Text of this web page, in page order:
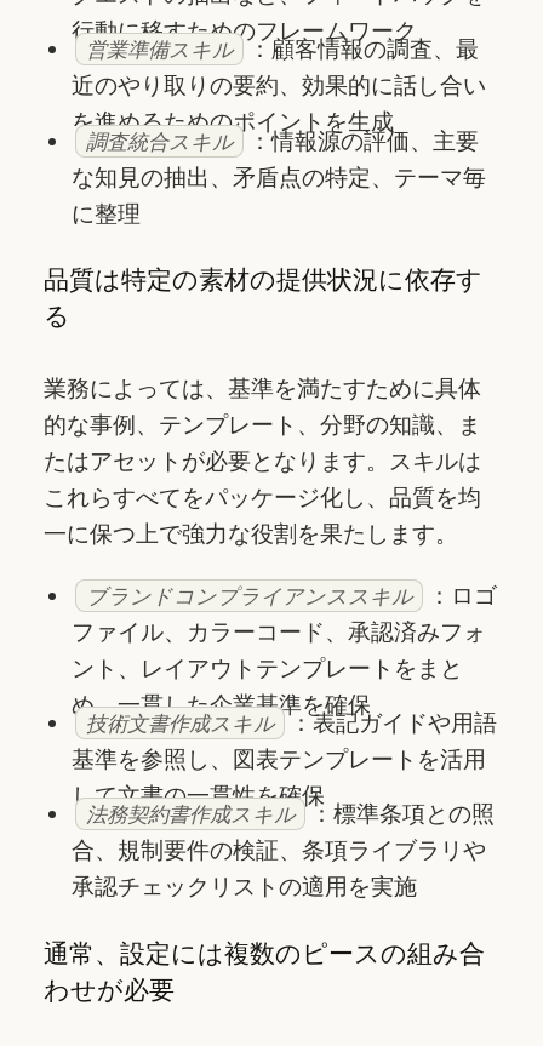
行動に移すためのフレームワーク
営業準備スキル ：顧客情報の調査、最
近のやり取りの要約、効果的に話し合い
を進めるためのポイントを生成
調査統合スキル
：情報源の評価、主要
な知見の抽出、矛盾点の特定、テーマ毎
に整理
品質は特定の素材の提供状況に依存す
る
業務によっては、基準を満たすために具体
的な事例、テンプレート、分野の知識、ま
たはアセットが必要となります。スキルは
これらすべてをパッケージ化し、品質を均
一に保つ上で強力な役割を果たします。
ブランドコンプライアンススキル
：ロゴ
ファイル、カラーコード、承認済みフォ
ント、レイアウトテンプレートをまと
め、一貫した企業基準を確保
技術文書作成スキル ：表記ガイドや用語
基準を参照し、図表テンプレートを活用
して文書の一貫性を確保
法務契約書作成スキル ：標準条項との照
合、規制要件の検証、条項ライブラリや
承認チェックリストの適用を実施
通常、設定には複数のピースの組み合
わせが必要